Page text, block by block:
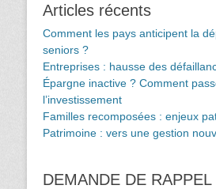
Articles récents
Comment les pays anticipent la
seniors ?
Entreprises : hausse des
Épargne inactive ? Comment
l’investissement
Familles recomposées : enjeux
Patrimoine : vers une gestion
DEMANDE DE RAPPEL